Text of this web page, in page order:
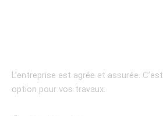
L’entreprise est agrée et assurée.
option pour vos travaux.